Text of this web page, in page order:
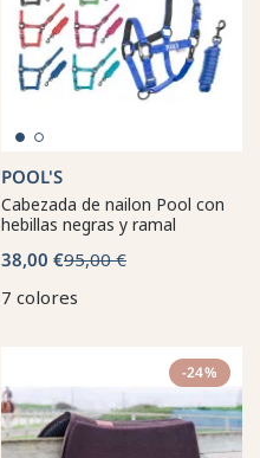
POOL'S
Cabezada de nailon Pool con
hebillas negras y ramal
38,00 €95,00 €
7 colores
-24%